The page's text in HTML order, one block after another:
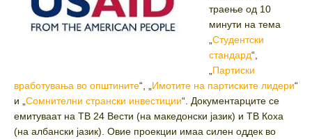
траење од 10
минути на тема
Студентски
стандард“,
Партиски
вработувања во општините“, „ Имотите на партиските лидери“
и „ Сомнителни странски инвестиции“. Документарците се
емитуваат на ТВ 24 Вести (на македонски јазик) и ТВ Коха
(на албански јазик). Овие проекции имаа силен оддек во